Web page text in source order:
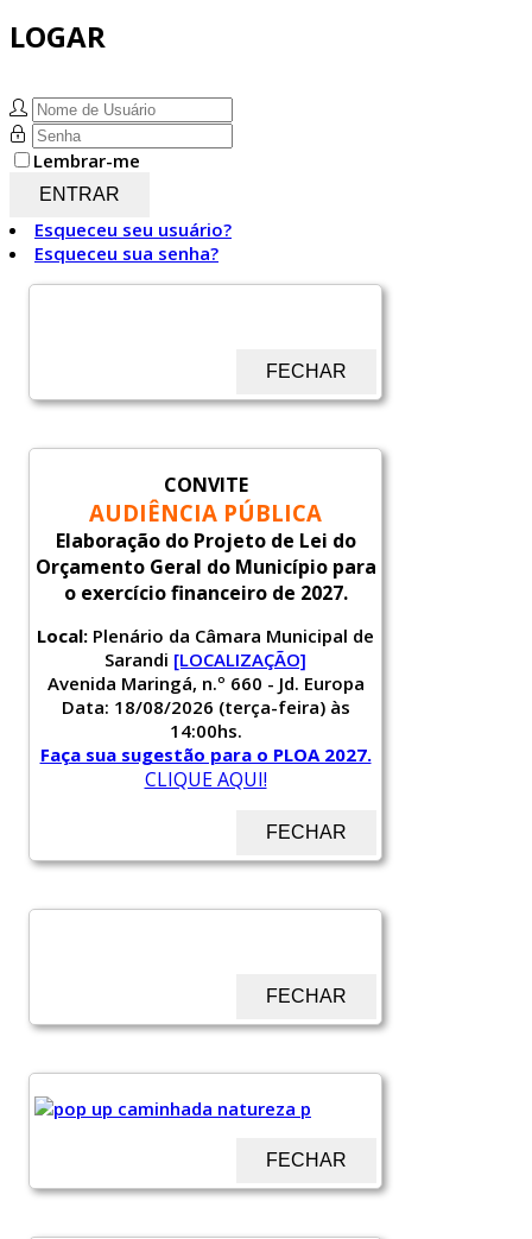
LOGAR
Lembrar-me
ENTRAR
Esqueceu seu usuário?
Esqueceu sua senha?
FECHAR
CONVITE
AUDIÊNCIA PÚBLICA
Elaboração do Projeto de Lei do
Orçamento Geral do Município para
o exercício financeiro de 2027.
Local: Plenário da Câmara Municipal de
Sarandi [LOCALIZAÇÃO]
Avenida Maringá, n.º 660 - Jd. Europa
Data: 18/08/2026 (terça-feira) às
14:00hs.
Faça sua sugestão para o PLOA 2027.
CLIQUE AQUI!
FECHAR
FECHAR
FECHAR